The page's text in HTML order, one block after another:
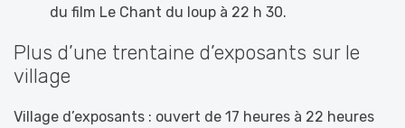
du film Le Chant du loup à 22 h 30.
Plus d’une trentaine d’exposants sur le
village
Village d’exposants : ouvert de 17 heures à 22 heures